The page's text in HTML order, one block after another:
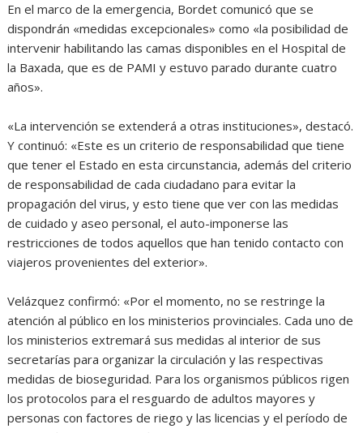
En el marco de la emergencia, Bordet comunicó que se
dispondrán «medidas excepcionales» como «la posibilidad de
intervenir habilitando las camas disponibles en el Hospital de
la Baxada, que es de PAMI y estuvo parado durante cuatro
años».
«La intervención se extenderá a otras instituciones», destacó.
Y continuó: «Este es un criterio de responsabilidad que tiene
que tener el Estado en esta circunstancia, además del criterio
de responsabilidad de cada ciudadano para evitar la
propagación del virus, y esto tiene que ver con las medidas
de cuidado y aseo personal, el auto-imponerse las
restricciones de todos aquellos que han tenido contacto con
viajeros provenientes del exterior».
Velázquez confirmó: «Por el momento, no se restringe la
atención al público en los ministerios provinciales. Cada uno de
los ministerios extremará sus medidas al interior de sus
secretarías para organizar la circulación y las respectivas
medidas de bioseguridad. Para los organismos públicos rigen
los protocolos para el resguardo de adultos mayores y
personas con factores de riego y las licencias y el período de